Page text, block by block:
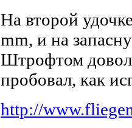
На второй
mm, и на
Штрофтом
пробовал, как
http://